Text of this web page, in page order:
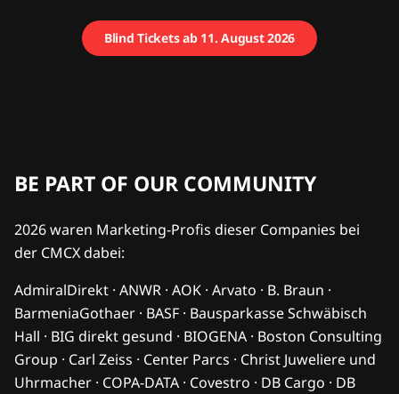
Blind Tickets ab 11. August 2026
BE PART OF OUR COMMUNITY
2026 waren Marketing-Profis dieser Companies bei
der CMCX dabei:
AdmiralDirekt · ANWR · AOK · Arvato · B. Braun ·
BarmeniaGothaer · BASF · Bausparkasse Schwäbisch
Hall · BIG direkt gesund · BIOGENA · Boston Consulting
Group · Carl Zeiss · Center Parcs · Christ Juweliere und
Uhrmacher · COPA-DATA · Covestro · DB Cargo · DB